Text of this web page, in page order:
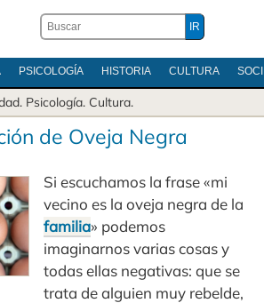
PSICOLOGÍA HISTORIA CULTURA
. Psicología. Cultura.
de Oveja Negra
Si escuchamos la frase «mi
vecino es la oveja negra de la
familia» podemos
imaginarnos varias cosas y
todas ellas negativas: que se
trata de alguien muy rebelde,